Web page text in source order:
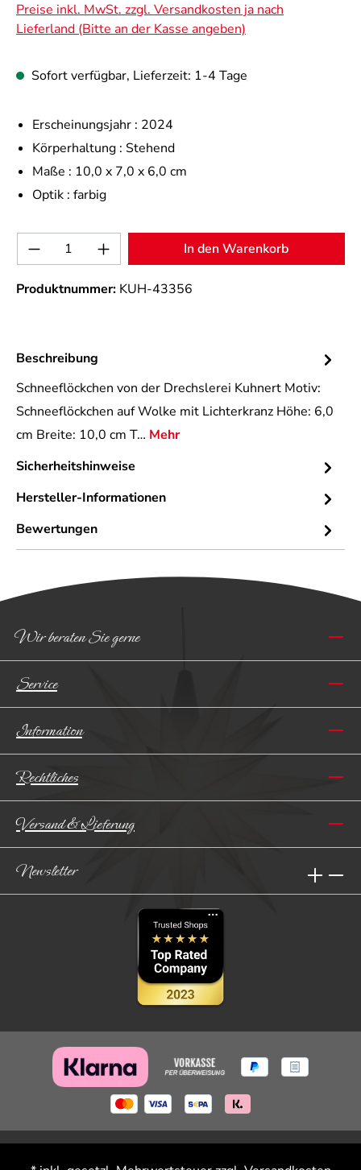
Preise inkl. MwSt. zzgl. Versandkosten ja nach
Lieferland (Bitte an der Kasse angeben)
Sofort verfügbar, Lieferzeit: 1-4 Tage
Erscheinungsjahr : 2024
Körperhaltung : Stehend
Maße : 10,0 x 7,0 x 6,0 cm
Optik : farbig
Produkt Anzahl: Gib den gewünschten
In den Warenkorb
Produktnummer: KUH-43356
Beschreibung
Schneeflöckchen von der Drechslerei Kuhnert Motiv:
Schneeflöckchen auf Wolke mit Lichterkranz Höhe: 6,0
cm Breite: 10,0 cm T… Mehr
Sicherheitshinweise
Hersteller-Informationen
Bewertungen
Wir beraten Sie gerne
Service
Information
Rechtliches
Versand & Lieferung
Newsletter